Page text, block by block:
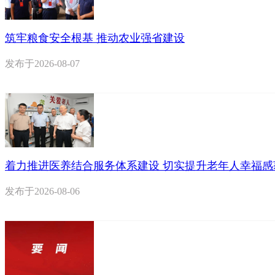
筑牢粮食安全根基 推动农业强省建设
发布于2026-08-07
着力推进医养结合服务体系建设 切实提升老年人幸福
发布于2026-08-06